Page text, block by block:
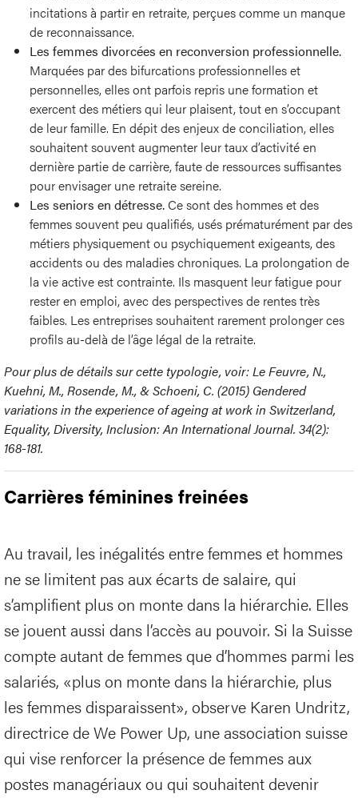
incitations à partir en retraite, perçues comme un manque
de reconnaissance.
Les femmes divorcées en reconversion professionnelle.
Marquées par des bifurcations professionnelles et
personnelles, elles ont parfois repris une formation et
exercent des métiers qui leur plaisent, tout en s’occupant
de leur famille. En dépit des enjeux de conciliation, elles
souhaitent souvent augmenter leur taux d’activité en
dernière partie de carrière, faute de ressources suffisantes
pour envisager une retraite sereine.
Les seniors en détresse.Ce sont des hommes et des
femmes souvent peu qualifiés, usés prématurément par des
métiers physiquement ou psychiquement exigeants, des
accidents ou des maladies chroniques. La prolongation de
la vie active est contrainte. Ils masquent leur fatigue pour
rester en emploi, avec des perspectives de rentes très
faibles. Les entreprises souhaitent rarement prolonger ces
profils au-delà de l’âge légal de la retraite.
Pour plus de détails sur cette typologie, voir: Le Feuvre, N.,
Kuehni, M., Rosende, M., & Schoeni, C. (2015) Gendered
variations in the experience of ageing at work in Switzerland,
Equality, Diversity, Inclusion: An International Journal. 34(2):
168-181.
Carrières féminines freinées
Au travail, les inégalités entre femmes et hommes
ne se limitent pas aux écarts de salaire, qui
s’amplifient plus on monte dans la hiérarchie. Elles
se jouent aussi dans l’accès au pouvoir. Si la Suisse
compte autant de femmes que d’hommes parmi les
salariés, «plus on monte dans la hiérarchie, plus
les femmes disparaissent», observe Karen Undritz,
directrice de We Power Up, une association suisse
qui vise renforcer la présence de femmes aux
postes managériaux ou qui souhaitent devenir